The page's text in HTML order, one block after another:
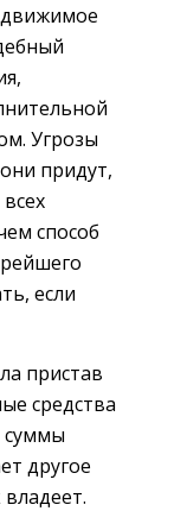
Угрозы
придут,
способ
если
пристав
средства
суммы
другое